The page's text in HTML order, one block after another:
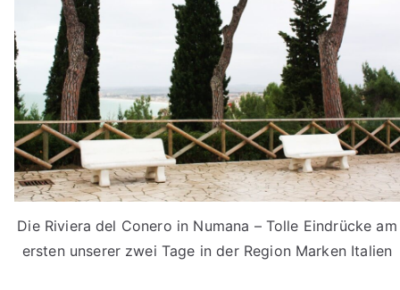
Die Riviera del Conero in Numana – Tolle Eindrücke am
ersten unserer zwei Tage in der Region Marken Italien